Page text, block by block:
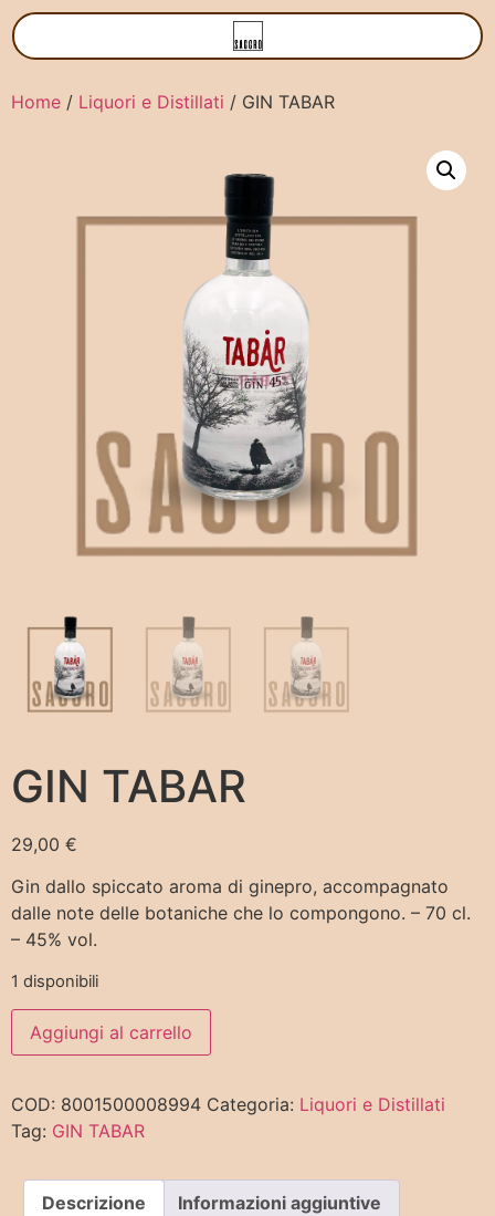
Home / Liquori e Distillati / GIN TABAR
GIN TABAR
29,00 €
Gin dallo spiccato aroma di ginepro, accompagnato
dalle note delle botaniche che lo compongono. – 70 cl.
– 45% vol.
1 disponibili
Aggiungi al carrello
COD: 8001500008994 Categoria: Liquori e Distillati
Tag: GIN TABAR
Descrizione Informazioni aggiuntive